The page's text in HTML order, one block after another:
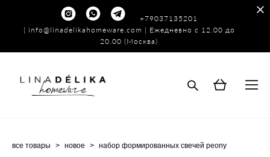
+79037135201
| info@linadelikahomeware.com | Ежедневно с 12.00 до
20.00 (Москва)
все товары > новое > набор формированных свечей peony